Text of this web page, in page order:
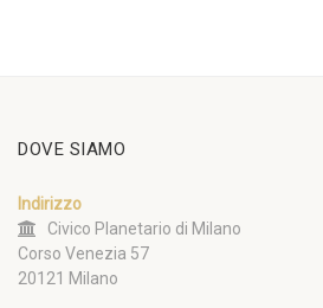
DOVE SIAMO
Indirizzo
Civico Planetario di Milano
Corso Venezia 57
20121 Milano